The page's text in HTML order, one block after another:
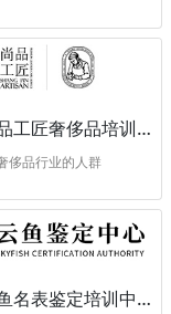
杭州尚品工匠奢侈品培训学校
侈品行业的人群
上海云鱼名表鉴定培训中心